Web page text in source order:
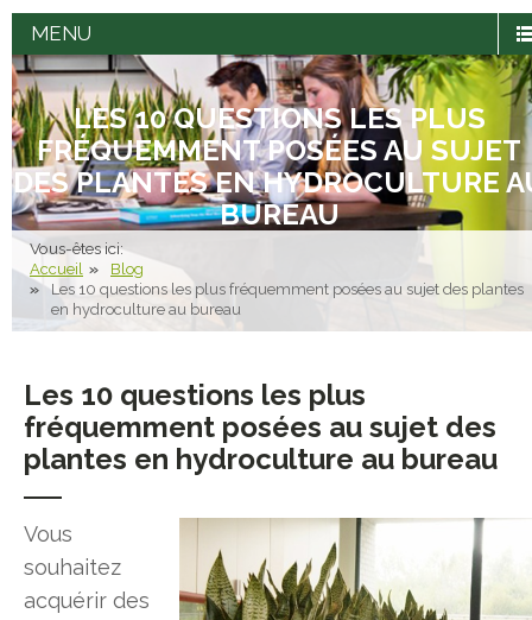
MENU
LES 10 QUESTIONS LES PLUS
FRÉQUEMMENT POSÉES AU SUJET
DES PLANTES EN HYDROCULTURE
BUREAU
Vous-êtes ici:
Accueil
Blog
Les 10 questions les plus fréquemment posées au sujet des plantes
en hydroculture au bureau
Les 10 questions les plus
fréquemment posées au sujet des
plantes en hydroculture au bureau
Vous
souhaitez
acquérir des